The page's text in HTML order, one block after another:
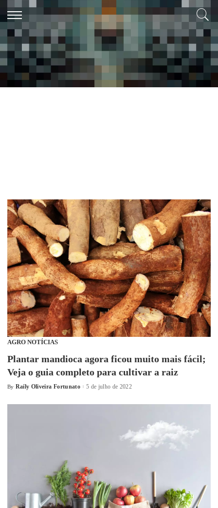
AGRO NOTÍCIAS
Plantar mandioca agora ficou muito mais fácil;
Veja o guia completo para cultivar a raiz
By Raíly Oliveira Fortunato 5 de julho de 2022